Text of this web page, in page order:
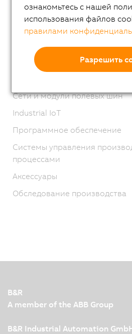
Техника обеспечения
Управление движением
Robotics
Сети и модули полевых шин
Industrial IoT
Программное обеспечение
Системы управления
процессами
Аксессуары
Обследование производства
B&R
A member of the ABB Group
B&R Industrial Automation
ознакомьтесь с нашей
использования файлов
правилами
Разрешить